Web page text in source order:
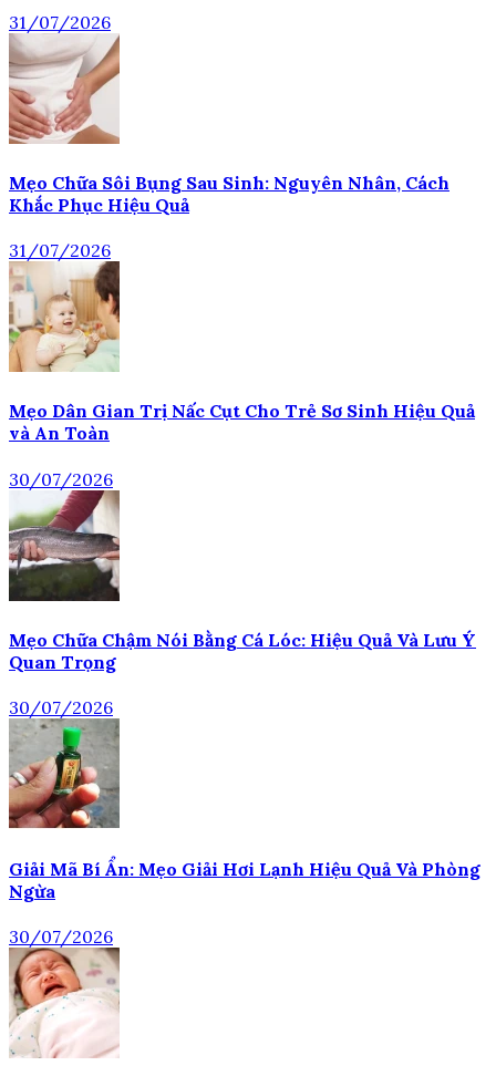
31/07/2026
Mẹo Chữa Sôi Bụng Sau Sinh: Nguyên Nhân, Cách
Khắc Phục Hiệu Quả
31/07/2026
Mẹo Dân Gian Trị Nấc Cụt Cho Trẻ Sơ Sinh Hiệu Quả
và An Toàn
30/07/2026
Mẹo Chữa Chậm Nói Bằng Cá Lóc: Hiệu Quả Và Lưu Ý
Quan Trọng
30/07/2026
Giải Mã Bí Ẩn: Mẹo Giải Hơi Lạnh Hiệu Quả Và Phòng
Ngừa
30/07/2026